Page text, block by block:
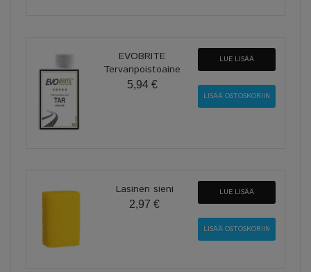
EVOBRITE
Tervanpoistoaine
5,94 €
LUE LISÄÄ
Lasinen sieni
2,97 €
LUE LISÄÄ